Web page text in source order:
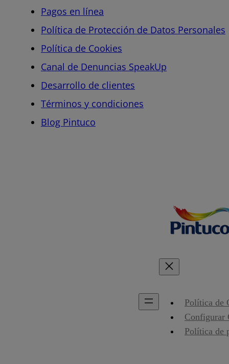
Pagos en línea
Política de Protección de Datos Personales
Política de Cookies
Canal de Denuncias SpeakUp
Desarrollo de clientes
Términos y condiciones
Blog Pintuco
Política de
Configurar
Política de